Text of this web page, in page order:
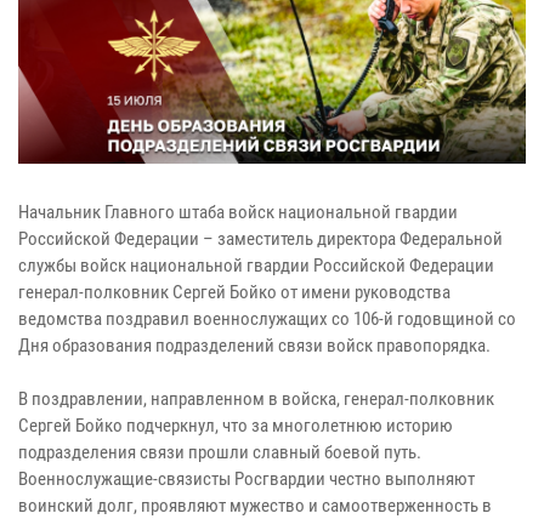
Начальник Главного штаба войск национальной гвардии
Российской Федерации – заместитель директора Федеральной
службы войск национальной гвардии Российской Федерации
генерал-полковник Сергей Бойко от имени руководства
ведомства поздравил военнослужащих со 106-й годовщиной со
Дня образования подразделений связи войск правопорядка.
В поздравлении, направленном в войска, генерал-полковник
Сергей Бойко подчеркнул, что за многолетнюю историю
подразделения связи прошли славный боевой путь.
Военнослужащие-связисты Росгвардии честно выполняют
воинский долг, проявляют мужество и самоотверженность в